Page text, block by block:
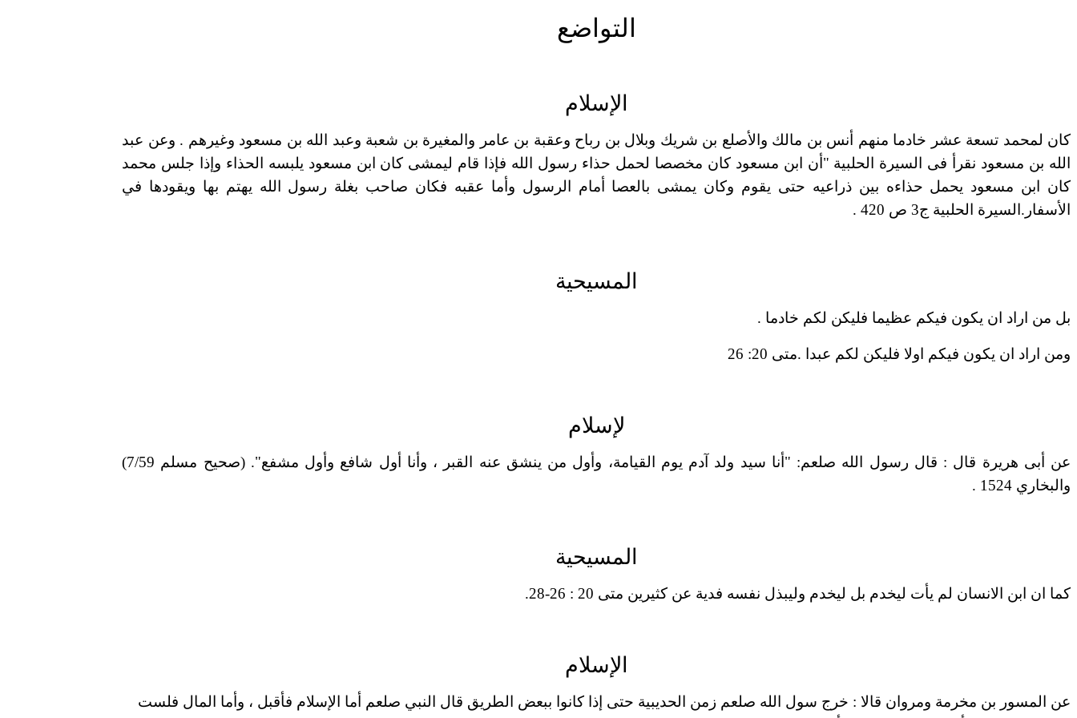
التواضع
الإسلام
كان لمحمد تسعة عشر خادما منهم أنس بن مالك والأصلع بن شريك وبلال بن رباح وعقبة بن عامر والمغيرة بن شعبة وعبد الله بن مسعود وغيرهم . وعن عبد
الله بن مسعود نقرأ فى السيرة الحلبية "أن ابن مسعود كان مخصصا لحمل حذاء رسول الله فإذا قام ليمشى كان ابن مسعود يلبسه الحذاء وإذا جلس محمد
كان ابن مسعود يحمل حذاءه بين ذراعيه حتى يقوم وكان يمشى بالعصا أمام الرسول وأما عقبه فكان صاحب بغلة رسول الله يهتم بها ويقودها في
الأسفار.السيرة الحلبية ج3 ص 420 .
لمسيحية
بل من اراد ان يكون فيكم عظيما فليكن لكم خادما .
ومن اراد ان يكون فيكم اولا فليكن لكم عبدا .متى 20: 26
لإسلام
عن أبى هريرة قال : قال رسول الله صلعم: "أنا سيد ولد آدم يوم القيامة، وأول من ينشق عنه القبر ، وأنا أول شافع وأول مشفع". (صحيح مسلم 7/59)
والبخاري 1524 .
المسيحية
كما ان ابن الانسان لم يأت ليخدم بل ليخدم وليبذل نفسه فدية عن كثيرين متى 20 : 26-28.
الإسلام
عن المسور بن مخرمة ومروان قالا : خرج سول الله صلعم زمن الحديبية حتى إذا كانوا ببعض الطريق قال النبي صلعم أما الإسلام فأقبل ، وأما المال فلست